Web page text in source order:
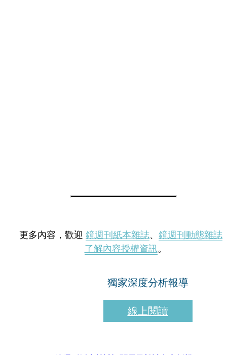
更多內容，歡迎 鏡週刊紙本雜誌、 鏡週刊動態雜誌
了解內容授權資訊。
獨家深度分析報導
線上閱讀